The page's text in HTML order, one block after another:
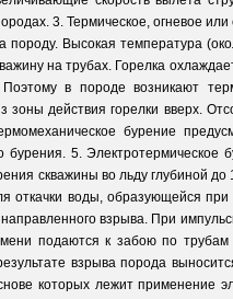
3. Термическое, огневое или
Высокая температура
на трубах. Горелка
в породе возникают
действия горелки вверх.
бурение
5. Электротермическое
скважины во льду глубиной
откачки воды, образующейся при
взрыва. При
подаются к забою по трубам
взрыва порода
которых лежит применение